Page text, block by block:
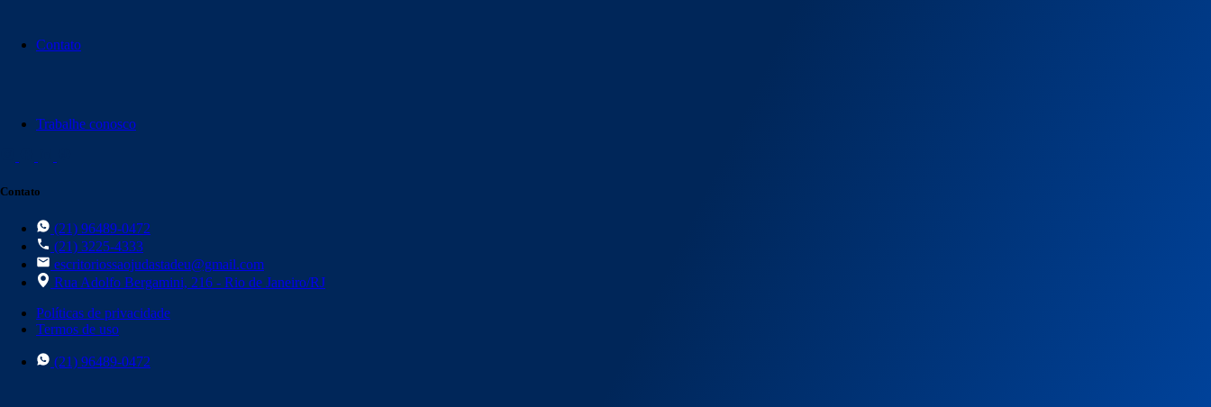
Contato
Trabalhe conosco
Contato
(21) 96489-0472
(21) 3225-4333
escritoriossaojudastadeu@gmail.com
Rua Adolfo Bergamini, 216 - Rio de Janeiro/RJ
Políticas de privacidade
Termos de uso
(21) 96489-0472